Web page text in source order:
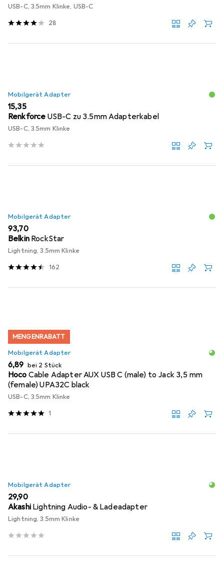
USB-C, 3.5mm Klinke, USB-C
28
Mobilgerät Adapter
EUR
15,35
Renkforce USB-C zu 3.5mm Adapterkabel
USB-C, 3.5mm Klinke
Mobilgerät Adapter
EUR
93,70
Belkin RockStar
Lightning, 3.5mm Klinke
162
MENGENRABATT
Mobilgerät Adapter
EUR
6,89 bei 2 Stück
Hoco Cable Adapter AUX USB C (male) to Jack 3,5 mm
(female) UPA32C black
USB-C, 3.5mm Klinke
1
Mobilgerät Adapter
EUR
29,90
Akashi Lightning Audio- & Ladeadapter
Lightning, 3.5mm Klinke